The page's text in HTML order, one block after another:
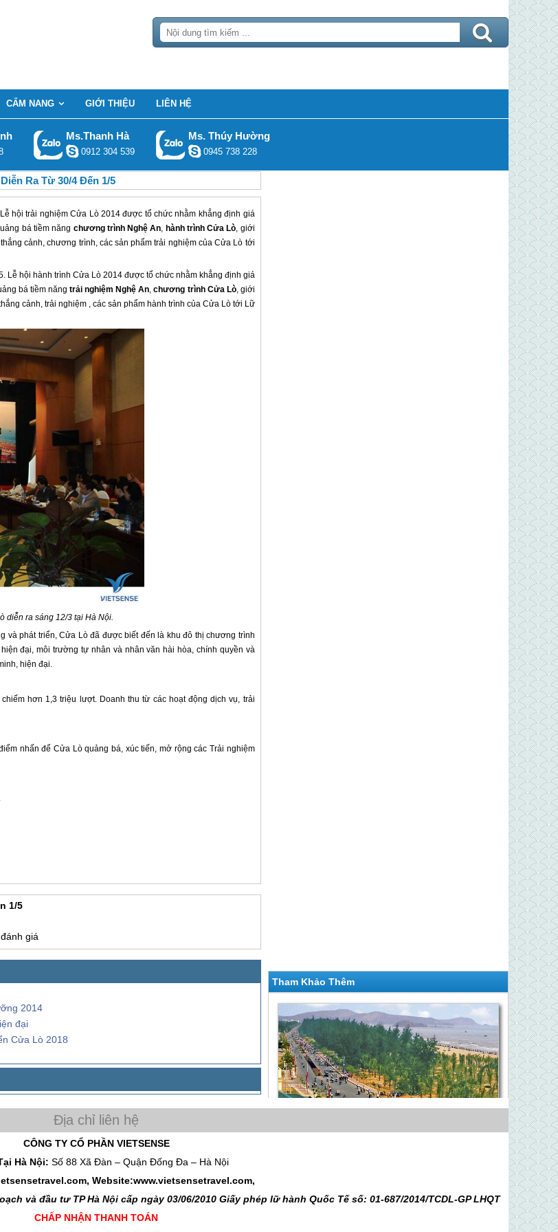
CẨM NANG GIỚI THIỆU LIÊN HỆ
Ms.Thanh Hà
0912 304 539
Ms. Thúy Hường
0945 738 228
Tham Khảo Thêm
Ra Từ 30/4 Đến 1/5
hội trải nghiệm Cửa Lò 2014 được tổ chức nhằm khẳng định giá
bá tiềm năng chương trình Nghệ An, hành trình Cửa Lò, giới
cảnh, chương trình, các sản phẩm trải nghiệm của Cửa Lò tới
Lễ hội hành trình Cửa Lò2014 được tổ chức nhằm khẳng định giá
bá tiềm năngtrải nghiệm Nghệ An,chương trình Cửa Lò, giới
cảnh, trải nghiệm , các sản phẩm hành trình của Cửa Lòtới Lữ
diễn ra sáng 12/3 tại Hà Nội.
và phát triển,Cửa Lòđã được biết đến là khu đô thị chương trình
đại, môi trường tự nhân và nhân văn hài hòa, chính quyền và
hiện đại.
hơn 1,3 triệu lượt. Doanh thu từ các hoạt động dịch vụ, trải
nhấn đểCửa Lòquảng bá, xúc tiến, mở rộng các Trải nghiệm
1/5
giá
2014
đại
Cửa Lò 2018
CÔNG TY CỔ PHẦN VIETSENSE
Hà Nội: Số 88 Xã Đàn – Quận Đống Đa – Hà Nội
Website:www.vietsensetravel.com,
và đầu tư TP Hà Nội cấp ngày 03/06/2010 Giấy phép lữ hành Quốc Tế số: 01-687/2014/TCDL-GP LHQT
CHẤP NHẬN THANH TOÁN